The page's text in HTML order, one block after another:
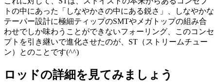
トの中にあった「しなやかさの中にある鋭さ」、しなやかな
テーパー設計に極細ティップのSMTやメガトップの組み合
わせでしか味わうことができないフォーリング、このコンセ
プトを引き継いで進化させたのが、ST（ストリームチュー
ン）とのことです(^^)
ロッドの詳細を見てみましょう